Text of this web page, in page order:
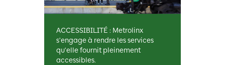
ACCESSIBILITÉ : Metrolinx
s'engage à rendre les services
qu'elle fournit pleinement
accessibles.